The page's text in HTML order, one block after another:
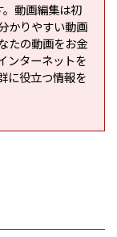
動画編集は初
かりやすい動画
たの動画をお金
ンターネットを
に役立つ情報を